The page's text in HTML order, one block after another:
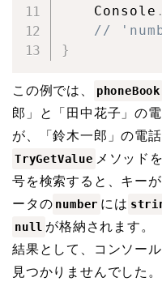
	Console
.
//
}
この例では、 phoneBook
郎」と「田中花子」の
が、「鈴木一郎」の電
TryGetValue メソッド
号を検索すると、キー
ータの number には
null が格納されます。
結果として、コンソー
見つかりませんでした